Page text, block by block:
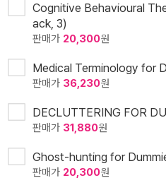
Cognitive Behavioural
ack, 3)
판매가 20,300원
Medical Terminology for
판매가 36,230원
DECLUTTERING FOR
판매가 31,880원
Ghost-hunting for
판매가 20,300원